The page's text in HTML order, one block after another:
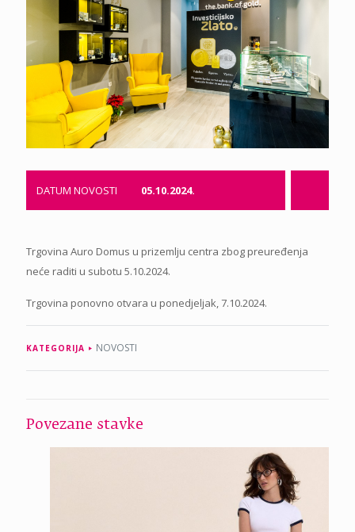
DATUM NOVOSTI 05.10.2024.
Trgovina Auro Domus u prizemlju centra zbog preuređenja
neće raditi u subotu 5.10.2024.
Trgovina ponovno otvara u ponedjeljak, 7.10.2024.
KATEGORIJA NOVOSTI
Povezane stavke